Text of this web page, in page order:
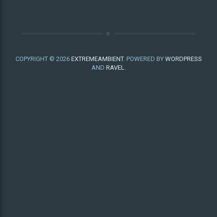
COPYRIGHT © 2026 EXTREMEAMBIENT. POWERED BY WORDPRESS
AND RAVEL.